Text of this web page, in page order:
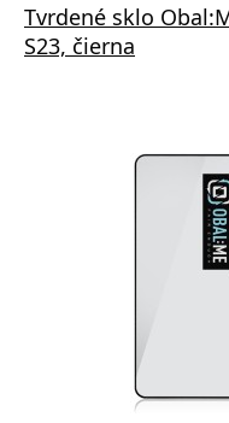
Tvrdené sklo
S23, čierna